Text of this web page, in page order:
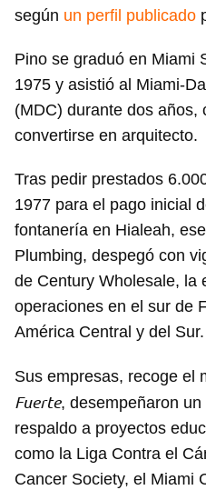
Guardar como favorito
Para poder guardar como
INICIAR
según un perfil publicado
Pino se graduó en Miami
1975 y asistió al Miami-
(MDC) durante dos años,
convertirse en arquitecto.
Tras pedir prestados
1977 para el pago inicial
fontanería en Hialeah,
Plumbing, despegó con
de Century Wholesale, la
operaciones en el sur de
América Central y del Sur.
Sus empresas, recoge el
Fuerte, desempeñaron un
respaldo a proyectos
como la Liga Contra el
Cancer Society, el Miami